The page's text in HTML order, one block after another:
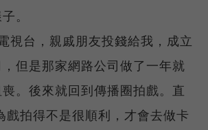
。
視台，親戚朋友投錢給我，成立
但是那家網路公司做了一年就
。後來就回到傳播圈拍戲。直
戲拍得不是很順利，才會去做卡